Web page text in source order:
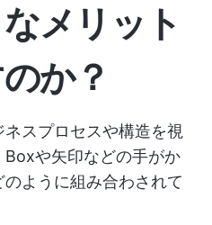
メリット
か？
スプロセスや構造を視
や矢印などの手がか
ように組み合わされて